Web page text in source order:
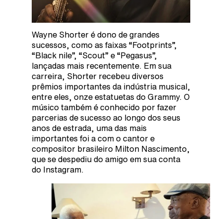
Wayne Shorter é dono de grandes
sucessos, como as faixas “Footprints”,
“Black nile”, “Scout” e “Pegasus”,
lançadas mais recentemente. Em sua
carreira, Shorter recebeu diversos
prêmios importantes da indústria musical,
entre eles, onze estatuetas do Grammy. O
músico também é conhecido por fazer
parcerias de sucesso ao longo dos seus
anos de estrada, uma das mais
importantes foi a com o cantor e
compositor brasileiro Milton Nascimento,
que se despediu do amigo em sua conta
do Instagram.